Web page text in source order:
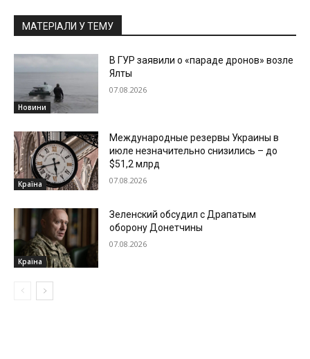
МАТЕРІАЛИ У ТЕМУ
Новини
В ГУР заявили о «параде дронов» возле
Ялты
07.08.2026
Країна
Международные резервы Украины в
июле незначительно снизились – до
$51,2 млрд
07.08.2026
Країна
Зеленский обсудил с Драпатым
оборону Донетчины
07.08.2026